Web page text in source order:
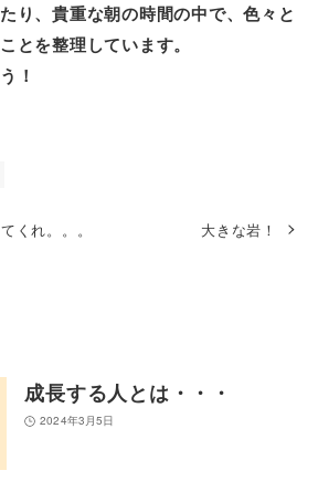
り、貴重な朝の時間の中で、色々と
とを整理しています。
！
くれ。。。 大きな岩！
成長する人とは・・・
2024年3月5日